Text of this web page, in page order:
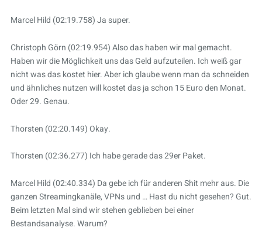
Marcel Hild (02:19.758) Ja super.
Christoph Görn (02:19.954) Also das haben wir mal gemacht.
Haben wir die Möglichkeit uns das Geld aufzuteilen. Ich weiß gar
nicht was das kostet hier. Aber ich glaube wenn man da schneiden
und ähnliches nutzen will kostet das ja schon 15 Euro den Monat.
Oder 29. Genau.
Thorsten (02:20.149) Okay.
Thorsten (02:36.277) Ich habe gerade das 29er Paket.
Marcel Hild (02:40.334) Da gebe ich für anderen Shit mehr aus. Die
ganzen Streamingkanäle, VPNs und … Hast du nicht gesehen? Gut.
Beim letzten Mal sind wir stehen geblieben bei einer
Bestandsanalyse. Warum?